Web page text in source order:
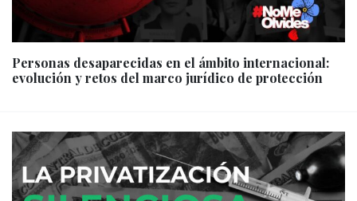
Personas desaparecidas en el ámbito internacional:
evolución y retos del marco jurídico de protección